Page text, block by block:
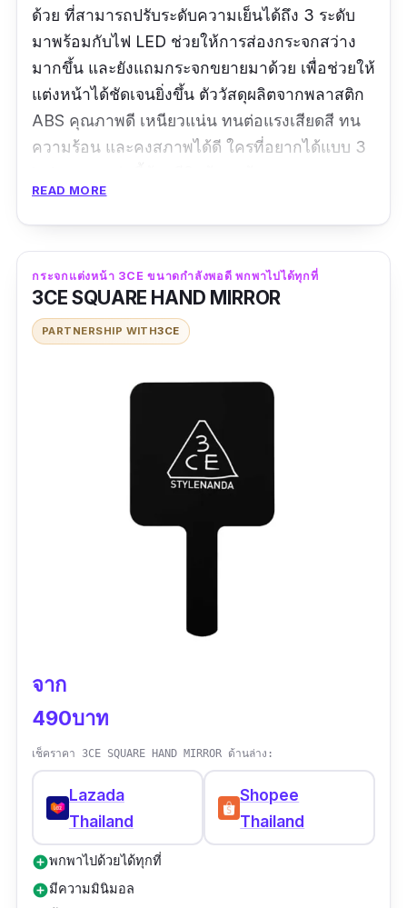
ด้วย ที่สามารถปรับระดับความเย็นได้ถึง 3 ระดับ
มาพร้อมกับไฟ LED ช่วยให้การส่องกระจกสว่าง
มากขึ้น และยังแถมกระจกขยายมาด้วย เพื่อช่วยให้
แต่งหน้าได้ชัดเจนยิ่งขึ้น ตัววัสดุผลิตจากพลาสติก
ABS คุณภาพดี เหนียวแน่น ทนต่อแรงเสียดสี ทน
ความร้อน และคงสภาพได้ดี ใครที่อยากได้แบบ 3
READ MORE
กระจกแต่งหน้า 3CE ขนาดกำลังพอดี พกพาไปได้ทุกที่
3CE SQUARE HAND MIRROR
PARTNERSHIP WITH3CE
จาก
490บาท
เช็คราคา 3CE SQUARE HAND MIRROR ด้านล่าง:
Lazada
Thailand
Shopee
Thailand
add_circleพกพาไปด้วยได้ทุกที่
add_circleมีความมินิมอล